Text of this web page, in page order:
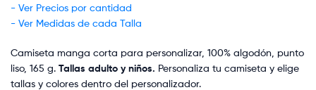
- Ver Precios por cantidad
- Ver Medidas de cada Talla
Camiseta manga corta para personalizar, 100% algodón, punto
liso, 165 g. Tallas adulto y niños. Personaliza tu camiseta y elige
tallas y colores dentro del personalizador.